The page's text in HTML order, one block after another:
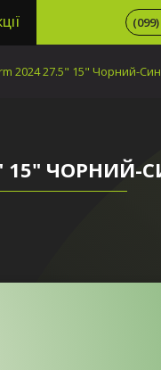
2024 27.5" 15" Чорний-
15" ЧОРНИЙ-